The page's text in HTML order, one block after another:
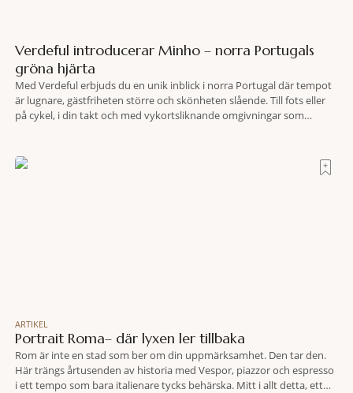
Verdeful introducerar Minho – norra Portugals
gröna hjärta
Med Verdeful erbjuds du en unik inblick i norra Portugal där tempot
är lugnare, gästfriheten större och skönheten slående. Till fots eller
på cykel, i din takt och med vykortsliknande omgivningar som
travel när det
ARTIKEL
Portrait Roma– där lyxen ler tillbaka
Rom är inte en stad som ber om din uppmärksamhet. Den tar den.
Här trängs årtusenden av historia med Vespor, piazzor och espresso
i ett tempo som bara italienare tycks behärska. Mitt i allt detta, ett